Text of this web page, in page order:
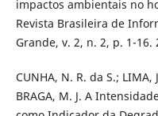
impactos ambientais no
Revista Brasileira de
Grande, v. 2, n. 2, p. 1-16.
CUNHA, N. R. da S.; LIMA,
BRAGA, M. J. A